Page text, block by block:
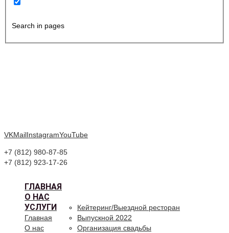
Search in pages
VKMailInstagramYouTube
+7 (812) 980-87-85
+7 (812) 923-17-26
ГЛАВНАЯ
О НАС
УСЛУГИ
Кейтеринг/Выездной ресторан
Выпускной 2022
Организация свадьбы
Главная
О нас